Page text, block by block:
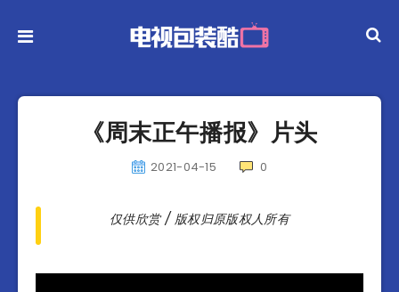
《周末正午播报》片头
2021-04-15 0
仅供欣赏 / 版权归原版权人所有